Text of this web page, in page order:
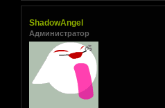
ShadowAngel
Администратор